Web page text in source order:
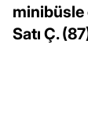
minibüsle
Satı Ç.